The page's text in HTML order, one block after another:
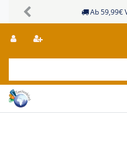
Ab 59,99€ Versandfrei
Previous